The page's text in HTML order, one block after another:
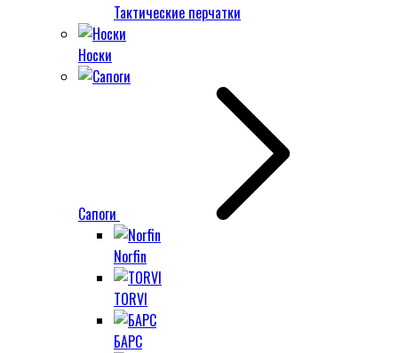
Тактические перчатки
Носки
Сапоги
Norfin
TORVI
БАРС